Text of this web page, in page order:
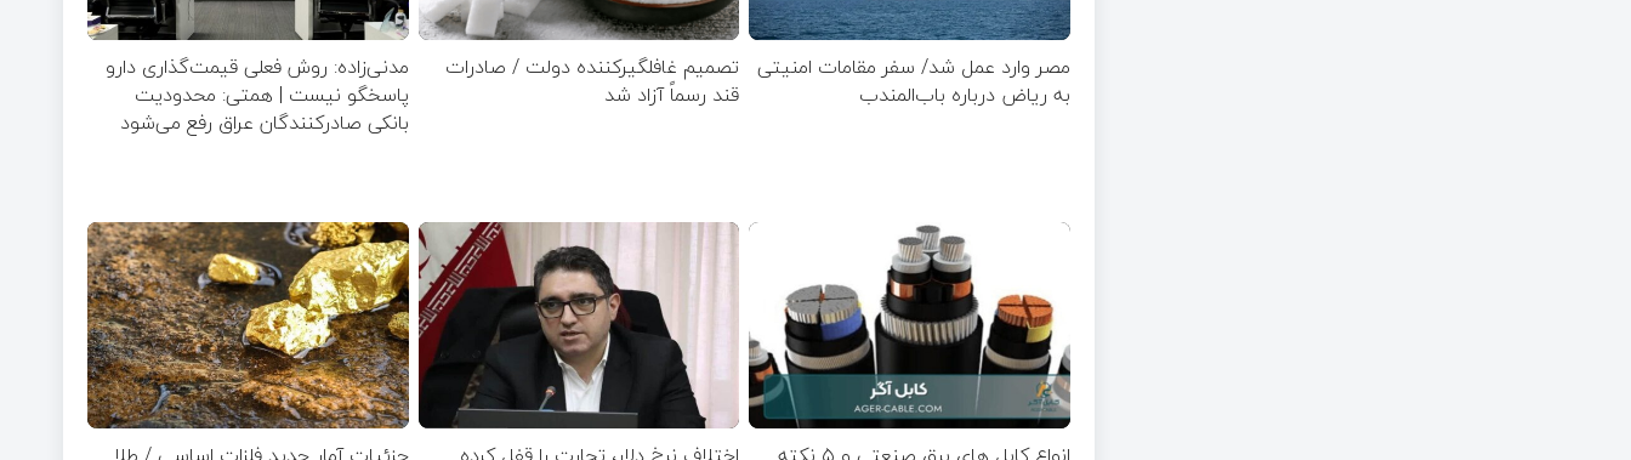
مصر وارد عمل شد/ سفر مقامات امنیتی
به ریاض درباره باب‌المندب
تصمیم غافلگیرکننده دولت / صادرات
قند رسماً آزاد شد
مدنی‌زاده: روش فعلی قیمت‌گذاری دارو
پاسخگو نیست | همتی: محدودیت
بانکی صادرکنندگان عراق رفع می‌شود